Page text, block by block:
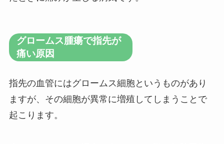
グロームス腫瘍で指先が
痛い原因
指先の血管にはグロームス細胞というものがあり
ますが、その細胞が異常に増殖してしまうことで
起こります。